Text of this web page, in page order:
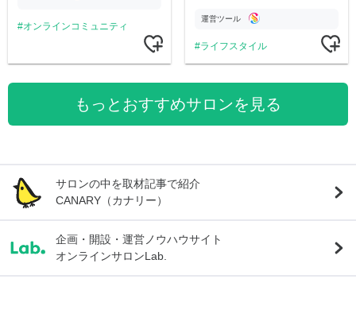
オンラインコミュニティ
運営ツール
ライフスタイル
もっとおすすめサロンを見る
サロンの中を取材記事で紹介
CANARY（カナリー）
企画・開設・運営ノウハウサイト
オンラインサロンLab.